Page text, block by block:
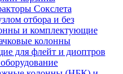
Сокслета
отбора и без
и комплектующие
колонны
для флейт и диоптров